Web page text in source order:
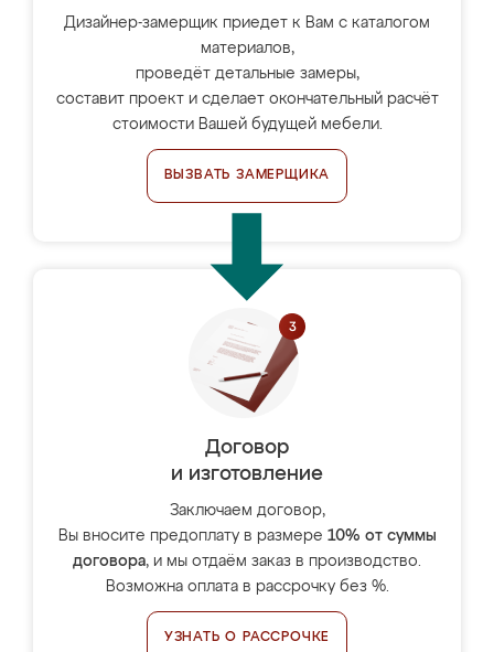
Дизайнер-замерщик приедет к Вам с каталогом
материалов,
проведёт детальные замеры,
составит проект и сделает окончательный расчёт
стоимости Вашей будущей мебели.
ВЫЗВАТЬ ЗАМЕРЩИКА
Договор
и изготовление
Заключаем договор,
Вы вносите предоплату в размере 10% от суммы
договора, и мы отдаём заказ в производство.
Возможна оплата в рассрочку без %.
УЗНАТЬ О РАССРОЧКЕ